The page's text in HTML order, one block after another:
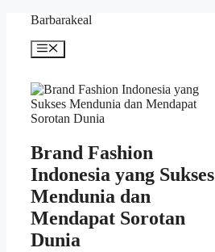
content
Barbarakeal
Menu
Brand Fashion
Indonesia yang Sukses
Mendunia dan
Mendapat Sorotan
Dunia